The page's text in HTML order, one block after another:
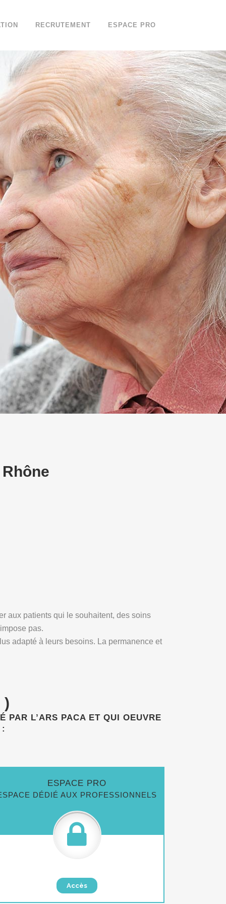
RECRUTEMENT ESPACE PRO
aux patients qui le souhaitent, des soins
pas.
adapté à leurs besoins. La permanence et
)
PAR L’ARS PACA ET QUI OEUVRE
ESPACE PRO
DÉDIÉ AUX PROFESSIONNELS
Accès